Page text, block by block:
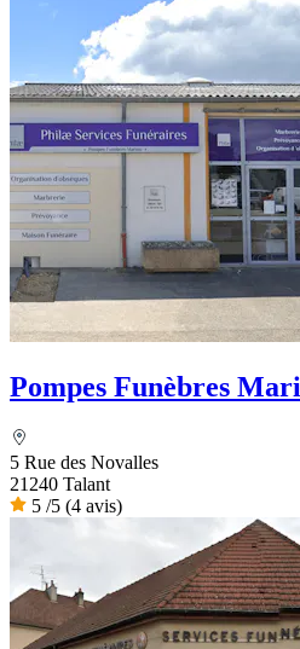
Pompes Funèbres
5 Rue des Novalles
21240 Talant
5 /5 (4 avis)